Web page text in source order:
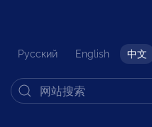
Русский English 中文